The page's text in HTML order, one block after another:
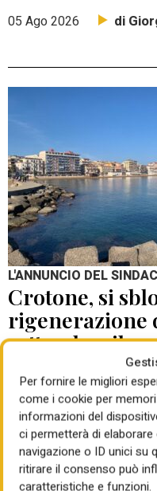
Per fornire le migliori
come i cookie per
informazioni del
ci permetterà di
navigazione o ID unici su
ritirare il consenso può
caratteristiche e funzioni.
05 Ago 2026 di
L'ANNUNCIO DEL
Crotone, si
rigenerazione
settembre il
progettazione
05 Ago 2026 di